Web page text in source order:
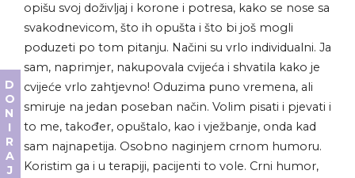
opišu svoj doživljaj i korone i potresa, kako se nose sa
svakodnevicom, što ih opušta i što bi još mogli
poduzeti po tom pitanju. Načini su vrlo individualni. Ja
sam, naprimjer, nakupovala cvijeća i shvatila kako je
cvijeće vrlo zahtjevno! Oduzima puno vremena, ali
smiruje na jedan poseban način. Volim pisati i pjevati i
to me, također, opuštalo, kao i vježbanje, onda kad
sam najnapetija. Osobno naginjem crnom humoru.
Koristim ga i u terapiji, pacijenti to vole. Crni humor,
DONIRAJ